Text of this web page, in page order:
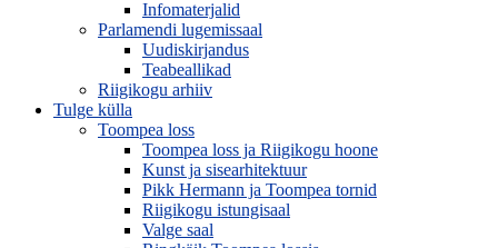
Infomaterjalid
Parlamendi lugemissaal
Uudiskirjandus
Teabeallikad
Riigikogu arhiiv
Tulge külla
Toompea loss
Toompea loss ja Riigikogu hoone
Kunst ja sisearhitektuur
Pikk Hermann ja Toompea tornid
Riigikogu istungisaal
Valge saal